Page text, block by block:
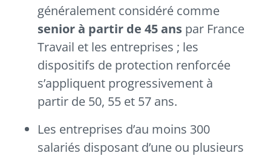
généralement considéré comme
senior à partir de 45 anspar France
Travail et les entreprises ; les
dispositifs de protection renforcée
s’appliquent progressivement à
partir de 50, 55 et 57 ans.
Les entreprises d’au moins 300
salariés disposant d’une ou plusieurs